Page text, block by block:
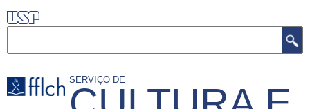
Pular
para
principal
SERVIÇO DE